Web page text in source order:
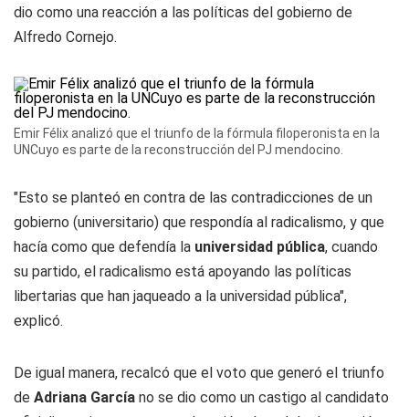
dio como una reacción a las políticas del gobierno de
Alfredo Cornejo.
Emir Félix analizó que el triunfo de la fórmula filoperonista en la
UNCuyo es parte de la reconstrucción del PJ mendocino.
"Esto se planteó en contra de las contradicciones de un
gobierno (universitario) que respondía al radicalismo, y que
hacía como que defendía la universidad pública, cuando
su partido, el radicalismo está apoyando las políticas
libertarias que han jaqueado a la universidad pública",
explicó.
De igual manera, recalcó que el voto que generó el triunfo
de Adriana García no se dio como un castigo al candidato